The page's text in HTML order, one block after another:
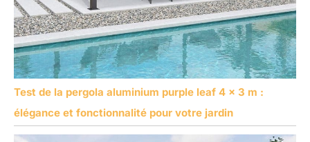
Test de la pergola aluminium purple leaf 4 x 3 m :
élégance et fonctionnalité pour votre jardin